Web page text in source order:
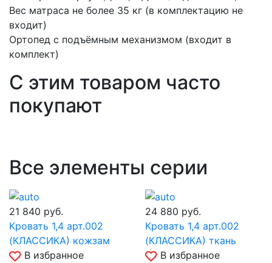
Вес матраса не более 35 кг (в комплектацию не
входит)
Ортопед с подъёмным механизмом (входит в
комплект)
С этим товаром часто
покупают
Все элементы серии
21 840 руб.
Кровать 1,4 арт.002
(КЛАССИКА) кожзам
В избранное
24 880 руб.
Кровать 1,4 арт.002
(КЛАССИКА) ткань
В избранное